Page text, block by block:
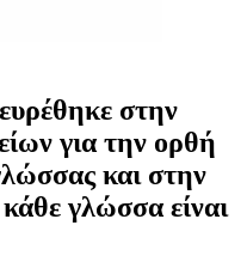
στην
για την ορθή
και στην
γλώσσα είναι